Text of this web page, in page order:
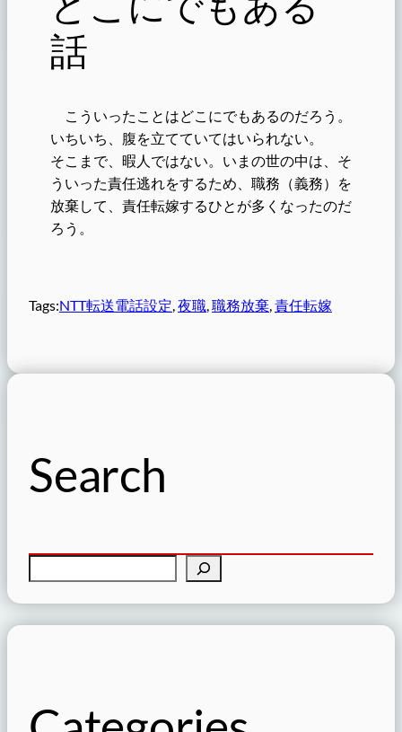
話
こういったことはどこにでもあるのだろう。
いちいち、腹を立てていてはいられない。
そこまで、暇人ではない。いまの世の中は、そ
ういった責任逃れをするため、職務（義務）を
放棄して、責任転嫁するひとが多くなったのだ
ろう。
Tags:NTT転送電話設定, 夜職, 職務放棄, 責任転嫁
Search